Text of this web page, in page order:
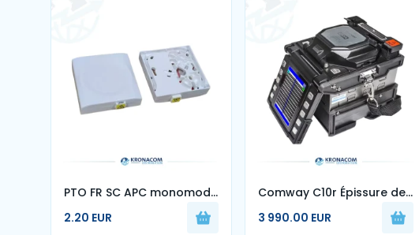
PTO FR SC APC monomode
pour français FTTH prise
2.20 EUR
Comway C10r Épissure de
fibre optique à ruban pour
3 990.00 EUR